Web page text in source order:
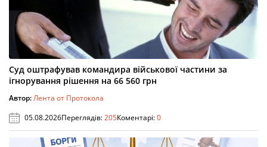
Суд оштрафував командира військової частини за
ігнорування рішення на 66 560 грн
Автор:Лента от Протокола
05.08.2026Переглядів:205Коментарі:0